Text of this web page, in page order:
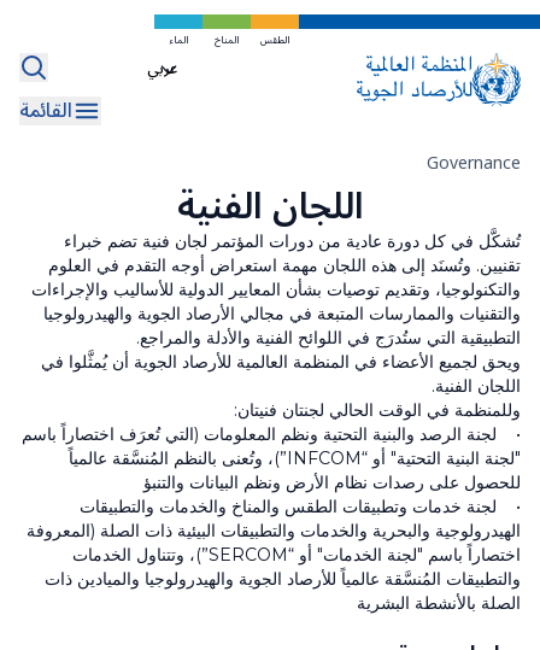
تخطي
المحتوى
الرئيسي
الطقس المناخ الماء
Select
your
القائمة
مسار
Governance
اللجان الفنية
تُشكَّل في كل دورة عادية من دورات المؤتمر لجان فنية تضم خبراء
تقنيين. وتُسنَد إلى هذه اللجان مهمة استعراض أوجه التقدم في العلوم
والتكنولوجيا، وتقديم توصيات بشأن المعايير الدولية للأساليب والإجراءات
والتقنيات والممارسات المتبعة في مجالي الأرصاد الجوية والهيدرولوجيا
التطبيقية التي ستُدرَج في اللوائح الفنية والأدلة والمراجع.
ويحق لجميع الأعضاء في المنظمة العالمية للأرصاد الجوية أن يُمثَّلوا في
اللجان الفنية.
وللمنظمة في الوقت الحالي لجنتان فنيتان:
• لجنة الرصد والبنية التحتية ونظم المعلومات (التي تُعرَف اختصاراً باسم
"لجنة البنية التحتية" أو “INFCOM”)، وتُعنى بالنظم المُنسَّقة عالمياً
للحصول على رصدات نظام الأرض ونظم البيانات والتنبؤ
• لجنة خدمات وتطبيقات الطقس والمناخ والخدمات والتطبيقات
الهيدرولوجية والبحرية والخدمات والتطبيقات البيئية ذات الصلة (المعروفة
اختصاراً باسم "لجنة الخدمات" أو “SERCOM”)، وتتناول الخدمات
والتطبيقات المُنسَّقة عالمياً للأرصاد الجوية والهيدرولوجيا والميادين ذات
الصلة بالأنشطة البشرية